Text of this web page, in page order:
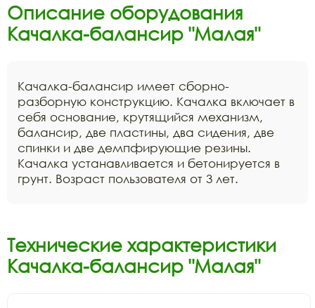
Описание оборудования
Качалка-балансир "Малая"
Качалка-балансир имеет сборно-
разборную конструкцию. Качалка включает в
себя основание, крутящийся механизм,
балансир, две пластины, два сидения, две
спинки и две демпфирующие резины.
Качалка устанавливается и бетонируется в
грунт. Возраст пользователя от 3 лет.
Технические характеристики
Качалка-балансир "Малая"